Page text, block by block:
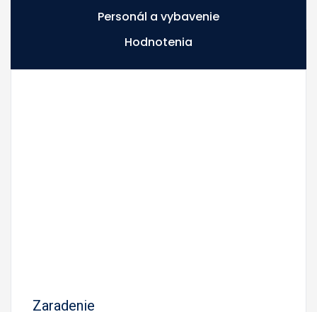
Personál a vybavenie
Hodnotenia
Zaradenie